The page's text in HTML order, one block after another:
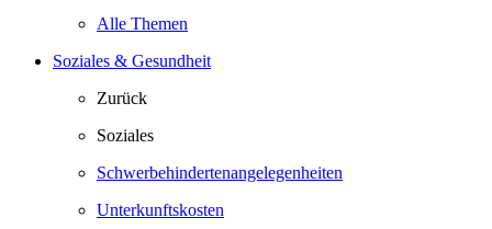
Alle Themen
Soziales & Gesundheit
Zurück
Soziales
Schwerbehindertenangelegenheiten
Unterkunftskosten